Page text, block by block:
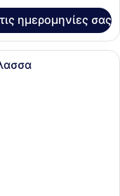
ημερομηνίες σας
με ένα μεγάλο